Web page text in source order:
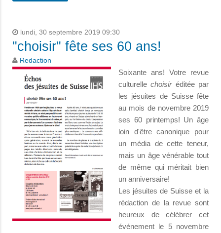
lundi, 30 septembre 2019 09:30
"choisir" fête ses 60 ans!
Redaction
Soixante ans! Votre revue
culturellechoisiréditée par
les jésuites de Suisse fête
au mois de novembre 2019
ses 60 printemps! Un âge
loin d'être canonique pour
un média de cette teneur,
mais un âge vénérable tout
de même qui méritait bien
un anniversaire!
Les jésuites de Suisse et la
rédaction de la revue sont
heureux de célébrer cet
événement le 5 novembre